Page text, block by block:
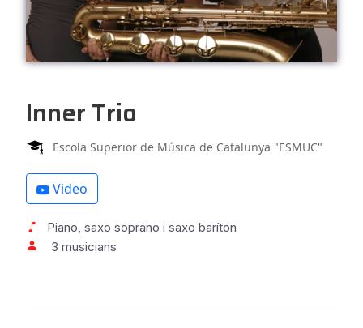
Inner Trio
Escola Superior de Música de Catalunya "ESMUC"
Video
Piano, saxo soprano i saxo baríton
3 musicians